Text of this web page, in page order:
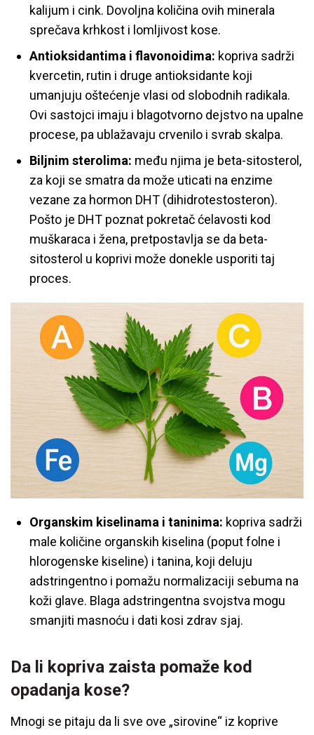
kalijum i cink. Dovoljna količina ovih minerala
sprečava krhkost i lomljivost kose.
Antioksidantima i flavonoidima: kopriva sadrži
kvercetin, rutin i druge antioksidante koji
umanjuju oštećenje vlasi od slobodnih radikala.
Ovi sastojci imaju i blagotvorno dejstvo na upalne
procese, pa ublažavaju crvenilo i svrab skalpa.
Biljnim sterolima: među njima je beta-sitosterol,
za koji se smatra da može uticati na enzime
vezane za hormon DHT (dihidrotestosteron).
Pošto je DHT poznat pokretač ćelavosti kod
muškaraca i žena, pretpostavlja se da beta-
sitosterol u koprivi može donekle usporiti taj
proces.
Organskim kiselinama i taninima: kopriva sadrži
male količine organskih kiselina (poput folne i
hlorogenske kiseline) i tanina, koji deluju
adstringentno i pomažu normalizaciji sebuma na
koži glave. Blaga adstringentna svojstva mogu
smanjiti masnoću i dati kosi zdrav sjaj.
Da li kopriva zaista pomaže kod
opadanja kose?
Mnogi se pitaju da li sve ove „sirovine“ iz koprive